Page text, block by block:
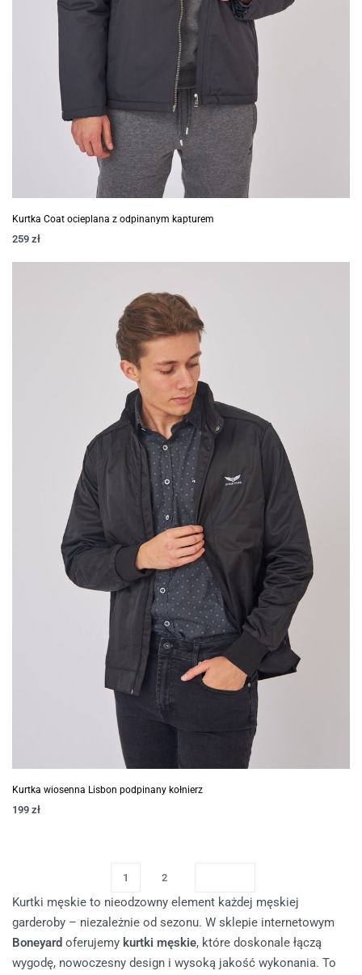
Kurtka Coat ocieplana z odpinanym kapturem
259 zł
Kurtka wiosenna Lisbon podpinany kołnierz
199 zł
1 2
Kurtki męskie to nieodzowny element każdej męskiej
garderoby – niezależnie od sezonu. W sklepie internetowym
Boneyard oferujemy kurtki męskie, które doskonale łączą
wygodę, nowoczesny design i wysoką jakość wykonania. To